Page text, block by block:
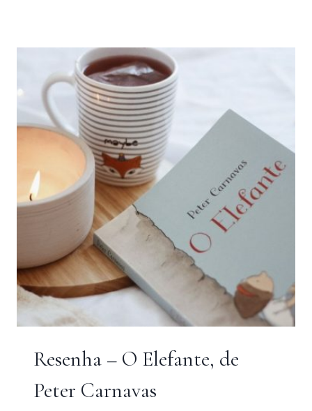
E
DISCIPLINA
Resenha – O Elefante, de
Peter Carnavas